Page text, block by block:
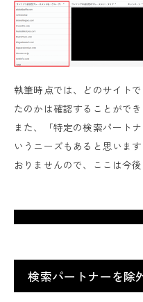
執筆時点では、どのサイト
たのかは確認することができ
また、「特定の検索パート
いうニーズもあると思いま
おりませんので、ここは今
検索パートナーを除